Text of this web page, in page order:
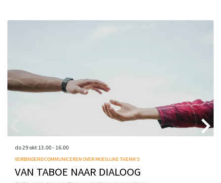
VAN TABOE NAAR DIALOOG
VERBINDEND COMMUNICEREN OVER MOEILIJKE THEMA'S
do 29 okt 13.00 - 16.00